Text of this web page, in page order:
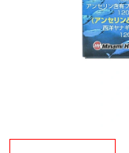
Mã khuyến mãi: